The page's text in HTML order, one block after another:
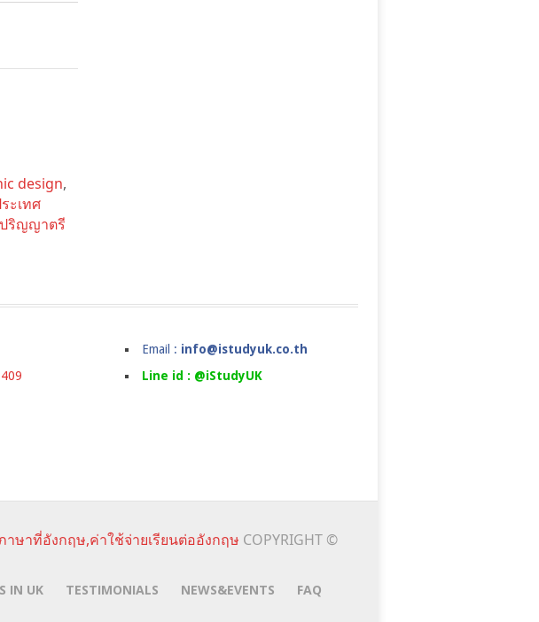
design,
ะเทศ
ปริญญาตรี
Email : info@istudyuk.co.th
Line id : @iStudyUK
ษาที่อังกฤษ,ค่าใช้จ่ายเรียนต่ออังกฤษ COPYRIGHT ©
IN UK TESTIMONIALS NEWS&EVENTS
FAQ